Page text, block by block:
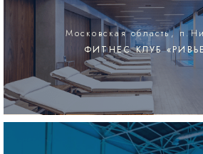
Московская область,
ФИТНЕС КЛУБ